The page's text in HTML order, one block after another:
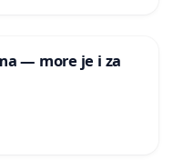
— more je i za